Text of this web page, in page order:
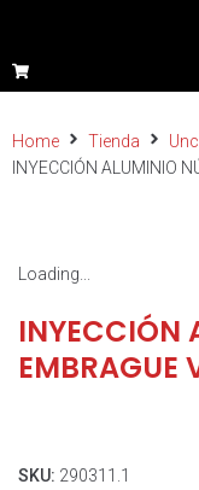
Home Tienda
INYECCIÓN ALUMINIO
Loading...
INYECCIÓN
EMBRAGUE
SKU: 290311.1